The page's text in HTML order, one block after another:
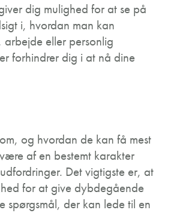
dig mulighed for at se på
i, hvordan man kan
eller personlig
forhindrer dig i at nå dine
og hvordan de kan få mest
af en bestemt karakter
Det vigtigste er, at
for at give dybdegående
spørgsmål, der kan lede til en